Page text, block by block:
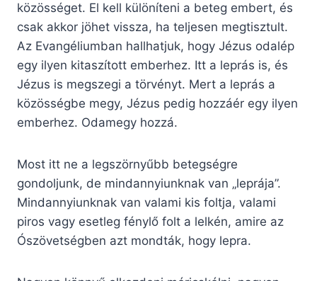
közösséget. El kell különíteni a beteg embert, és
csak akkor jöhet vissza, ha teljesen megtisztult.
Az Evangéliumban hallhatjuk, hogy Jézus odalép
egy ilyen kitaszított emberhez. Itt a leprás is, és
Jézus is megszegi a törvényt. Mert a leprás a
közösségbe megy, Jézus pedig hozzáér egy ilyen
emberhez. Odamegy hozzá.
Most itt ne a legszörnyűbb betegségre
gondoljunk, de mindannyiunknak van „leprája”.
Mindannyiunknak van valami kis foltja, valami
piros vagy esetleg fénylő folt a lelkén, amire az
Ószövetségben azt mondták, hogy lepra.